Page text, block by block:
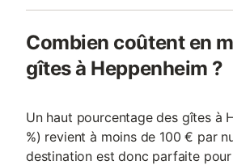
Combien coûtent en
gîtes à Heppenheim ?
Un haut pourcentage des gîtes à
%) revient à moins de 100 € par
destination est donc parfaite